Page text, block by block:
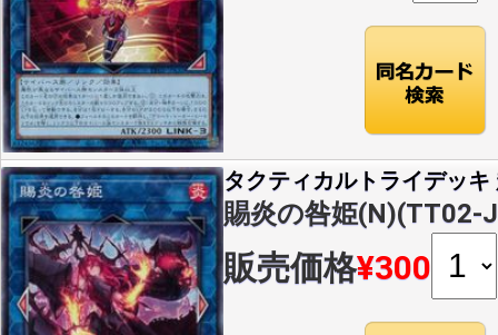
タクティカルトライデッキ
賜炎の咎姫(N)(TT02-
販売価格¥300